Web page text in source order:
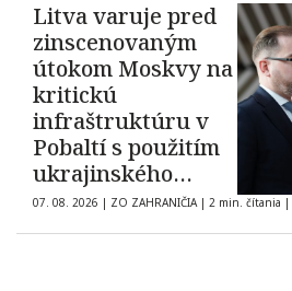
Litva varuje pred
zinscenovaným
útokom Moskvy na
kritickú
infraštruktúru v
Pobaltí s použitím
ukrajinského
dronu
07. 08. 2026 | ZO ZAHRANIČIA | 2 min. čítania |